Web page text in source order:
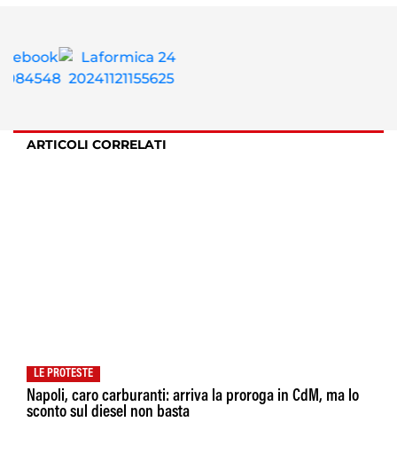
ARTICOLI CORRELATI
LE PROTESTE
Napoli, caro carburanti: arriva la proroga in CdM, ma lo
sconto sul diesel non basta